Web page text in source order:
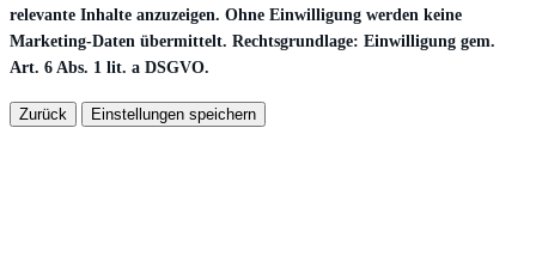
relevante Inhalte anzuzeigen. Ohne Einwilligung werden keine
Marketing-Daten übermittelt. Rechtsgrundlage: Einwilligung gem.
Art. 6 Abs. 1 lit. a DSGVO.
Zurück Einstellungen speichern